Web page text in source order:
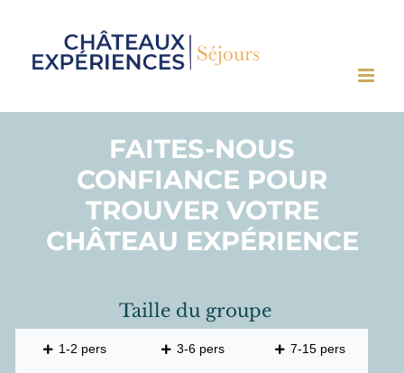
FAITES-NOUS
CONFIANCE POUR
TROUVER VOTRE
CHÂTEAU EXPÉRIENCE
Taille du groupe
1-2 pers 3-6 pers 7-15 pers